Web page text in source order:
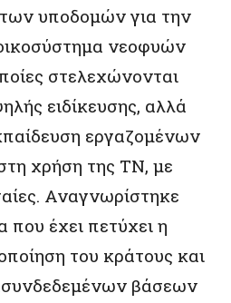
υποδομών για την
νεοφυών
στελεχώνονται
ειδίκευσης, αλλά
εργαζομένων
χρήση της ΤΝ, με
Αναγνωρίστηκε
έχει πετύχει η
του κράτους και
βάσεων